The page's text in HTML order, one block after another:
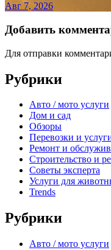
Авг 7, 2026
Добавить
Для отправки
Рубрики
Авто / мото услуги
Дом и сад
Обзоры
Перевозки и
Ремонт и
Строительство и
Советы эксперта
Услуги для
Trends
Рубрики
Авто / мото услуги